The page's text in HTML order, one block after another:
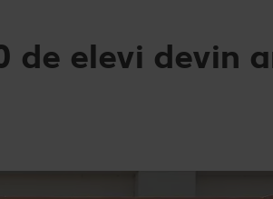
de elevi devin